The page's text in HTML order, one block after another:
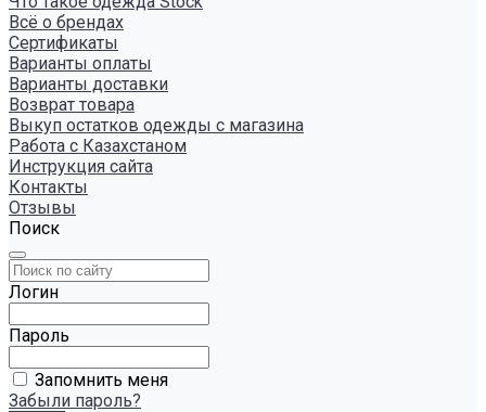
Всё о брендах
Сертификаты
Варианты оплаты
Варианты доставки
Возврат товара
Выкуп остатков одежды с магазина
Работа с Казахстаном
Инструкция сайта
Контакты
Отзывы
Поиск
Логин
Пароль
Запомнить меня
Забыли пароль?